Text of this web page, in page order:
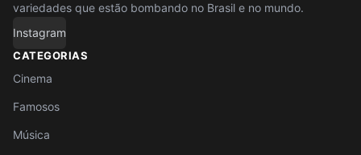
variedades que estão bombando no Brasil e no mundo.
Instagram
CATEGORIAS
Cinema
Famosos
Música